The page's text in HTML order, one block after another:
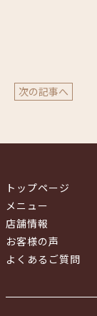
次の記事へ
トップページ
メニュー
店舗情報
お客様の声
よくあるご質問